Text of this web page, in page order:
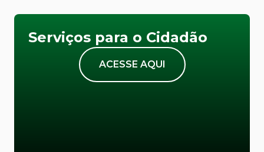
Serviços para o Cidadão
ACESSE AQUI